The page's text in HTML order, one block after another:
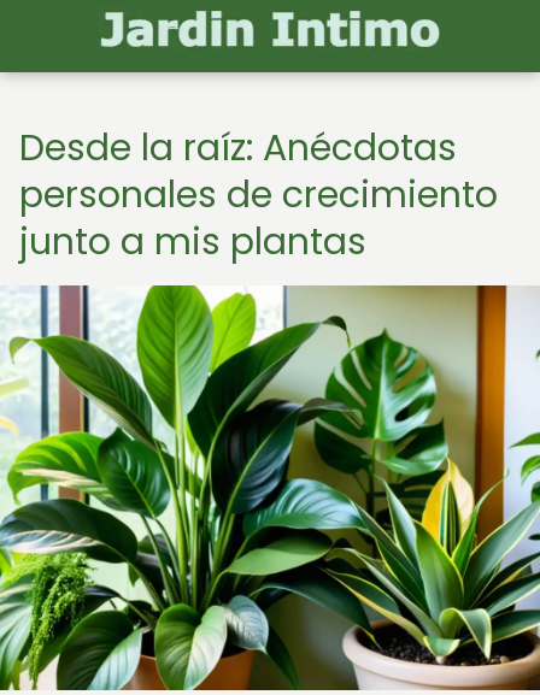
Desde la raíz: Anécdotas
personales de crecimiento
junto a mis plantas